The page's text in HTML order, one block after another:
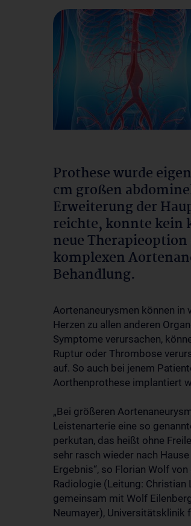
Prothese wurde
cm großen
Erweiterung der
reichte, konnte kein
neue
komplexen
Behandlung.
Aortenaneurysmen können in
Herzen zu allen anderen
Symptome verursachen,
Ruptur oder Thrombose
auf. So auch bei jenem
Aorthenprothese implantiert
„Bei größeren
Leistenarterie eine so
perkutan, das heißt ohne
sehr rasch wieder nach
Ergebnis“, so Florian Wolf
Radiologie (Leitung:
gemeinsam mit Wolf
Neumayer),